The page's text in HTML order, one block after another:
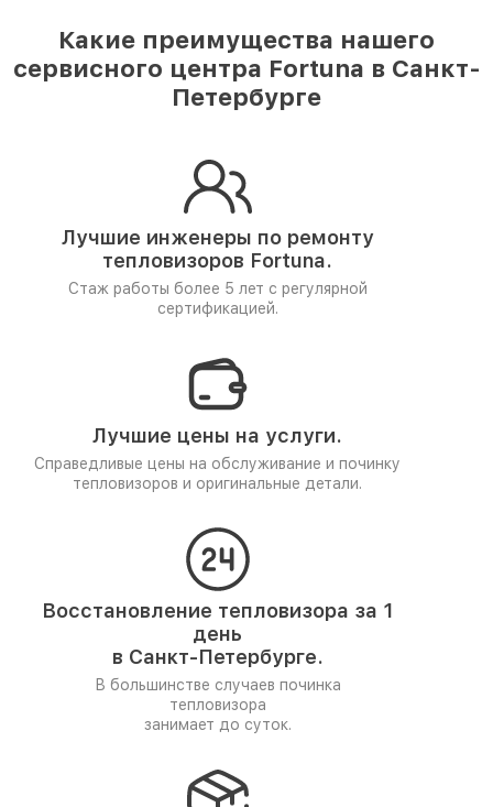
Какие преимущества нашего
сервисного центра Fortuna в Санкт-
Петербурге
Лучшие инженеры по ремонту
тепловизоров Fortuna.
Стаж работы более 5 лет с регулярной
сертификацией.
Лучшие цены на услуги.
Справедливые цены на обслуживание и починку
тепловизоров и оригинальные детали.
Восстановление тепловизора за 1
день
в Санкт-Петербурге.
В большинстве случаев починка
тепловизора
занимает до суток.